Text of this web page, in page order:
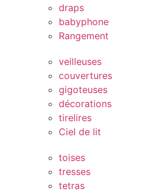
draps
babyphone
Rangement
veilleuses
couvertures
gigoteuses
décorations
tirelires
Ciel de lit
toises
tresses
tetras